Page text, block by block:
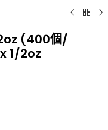
(400個/
1/2oz